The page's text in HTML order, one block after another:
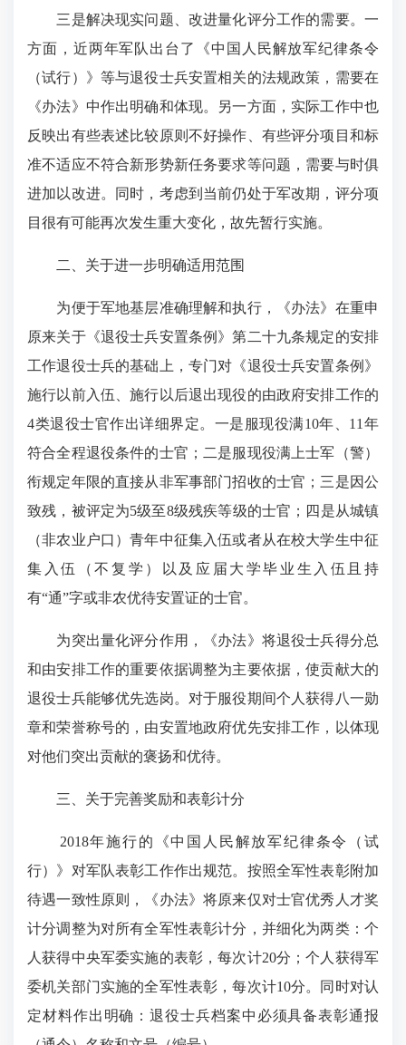
三是解决现实问题、改进量化评分工作的需要。一
方面，近两年军队出台了《中国人民解放军纪律条令
（试行）》等与退役士兵安置相关的法规政策，需要在
《办法》中作出明确和体现。另一方面，实际工作中也
反映出有些表述比较原则不好操作、有些评分项目和标
准不适应不符合新形势新任务要求等问题，需要与时俱
进加以改进。同时，考虑到当前仍处于军改期，评分项
目很有可能再次发生重大变化，故先暂行实施。
二、关于进一步明确适用范围
为便于军地基层准确理解和执行，《办法》在重申
原来关于《退役士兵安置条例》第二十九条规定的安排
工作退役士兵的基础上，专门对《退役士兵安置条例》
施行以前入伍、施行以后退出现役的由政府安排工作的
4类退役士官作出详细界定。一是服现役满10年、11年
符合全程退役条件的士官；二是服现役满上士军（警）
衔规定年限的直接从非军事部门招收的士官；三是因公
致残，被评定为5级至8级残疾等级的士官；四是从城镇
（非农业户口）青年中征集入伍或者从在校大学生中征
集入伍（不复学）以及应届大学毕业生入伍且持
有“通”字或非农优待安置证的士官。
为突出量化评分作用，《办法》将退役士兵得分总
和由安排工作的重要依据调整为主要依据，使贡献大的
退役士兵能够优先选岗。对于服役期间个人获得八一勋
章和荣誉称号的，由安置地政府优先安排工作，以体现
对他们突出贡献的褒扬和优待。
三、关于完善奖励和表彰计分
2018年施行的《中国人民解放军纪律条令（试
行）》对军队表彰工作作出规范。按照全军性表彰附加
待遇一致性原则，《办法》将原来仅对士官优秀人才奖
计分调整为对所有全军性表彰计分，并细化为两类：个
人获得中央军委实施的表彰，每次计20分；个人获得军
委机关部门实施的全军性表彰，每次计10分。同时对认
定材料作出明确：退役士兵档案中必须具备表彰通报